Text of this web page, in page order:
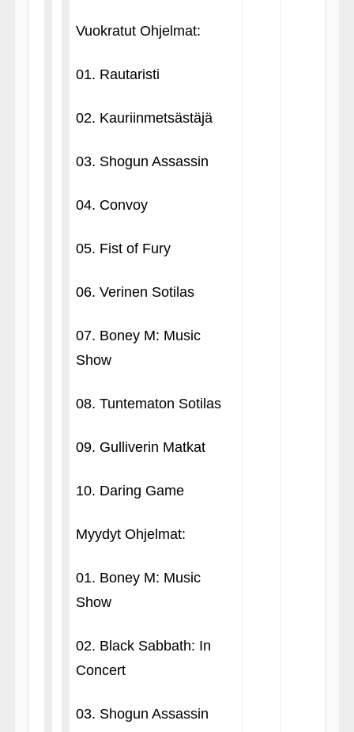
Vuokratut Ohjelmat:
01. Rautaristi
02. Kauriinmetsästäjä
03. Shogun Assassin
04. Convoy
05. Fist of Fury
06. Verinen Sotilas
07. Boney M: Music
Show
08. Tuntematon Sotilas
09. Gulliverin Matkat
10. Daring Game
Myydyt Ohjelmat:
01. Boney M: Music
Show
02. Black Sabbath: In
Concert
03. Shogun Assassin